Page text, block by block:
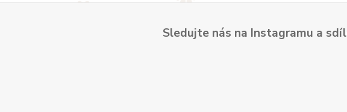
Sledujte nás na Instagramu a